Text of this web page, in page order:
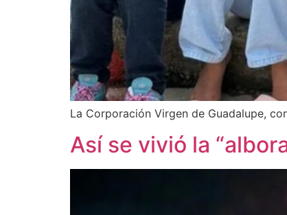
La Corporación Virgen de Guadalupe,
Así se vivió la